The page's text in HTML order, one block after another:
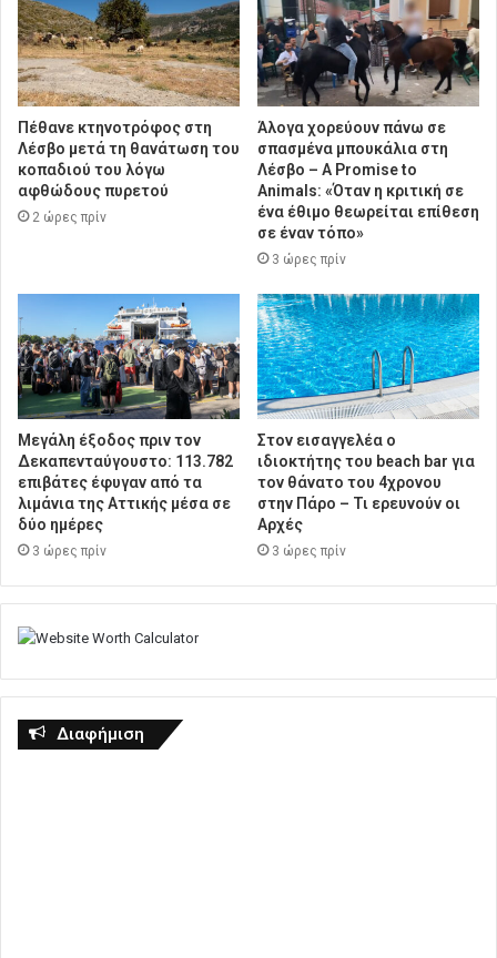
Πέθανε κτηνοτρόφος στη
Λέσβο μετά τη θανάτωση του
κοπαδιού του λόγω
αφθώδους πυρετού
2 ώρες πρίν
Άλογα χορεύουν πάνω σε
σπασμένα μπουκάλια στη
Λέσβο – A Promise to
Animals: «Όταν η κριτική σε
ένα έθιμο θεωρείται επίθεση
σε έναν τόπο»
3 ώρες πρίν
Μεγάλη έξοδος πριν τον
Δεκαπενταύγουστο: 113.782
επιβάτες έφυγαν από τα
λιμάνια της Αττικής μέσα σε
δύο ημέρες
3 ώρες πρίν
Στον εισαγγελέα ο
ιδιοκτήτης του beach bar για
τον θάνατο του 4χρονου
στην Πάρο – Τι ερευνούν οι
Αρχές
3 ώρες πρίν
Διαφήμιση